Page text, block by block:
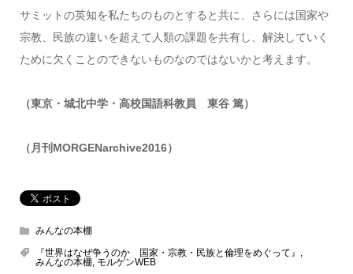
サミットの英知を私たちのものとすると共に、さらには国家や
宗教、民族の違いを超えて人類の課題を共有し、解決していく
ために欠くことのできないものなのではないかと考えます。
（東京・城北中学・高校国語科教員 東谷 篤）
（月刊MORGENarchive2016）
みんなの本棚
『世界はなぜ争うのか 国家・宗教・民族と倫理をめぐって』 ,
みんなの本棚, モルゲンWEB